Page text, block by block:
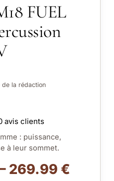
FUEL
de la rédaction
avis clients
: puissance,
à leur sommet.
269.99 €